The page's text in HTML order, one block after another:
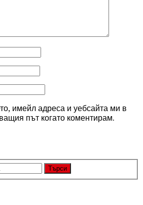
имейл адреса и уебсайта ми в
път когато коментирам.